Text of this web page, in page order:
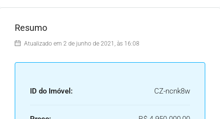
Resumo
Atualizado em 2 de junho de 2021, às 16:08
ID do Imóvel: CZ-ncnk8w